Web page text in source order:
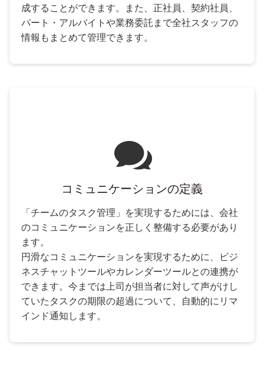
成することができます。また、正社員、契約社員、
パート・アルバイトや業務委託まで全社スタッフの
情報もまとめて管理できます。
コミュニケーションの定義
「チームのタスク管理」を実現するためには、会社
のコミュニケーションを正しく整備する必要があり
ます。
円滑なコミュニケーションを実現するために、ビジ
ネスチャットツールやカレンダーツールとの連携が
できます。今までは上司が担当者に対して声がけし
ていたタスクの期限の超過について、自動的にリマ
インド通知します。